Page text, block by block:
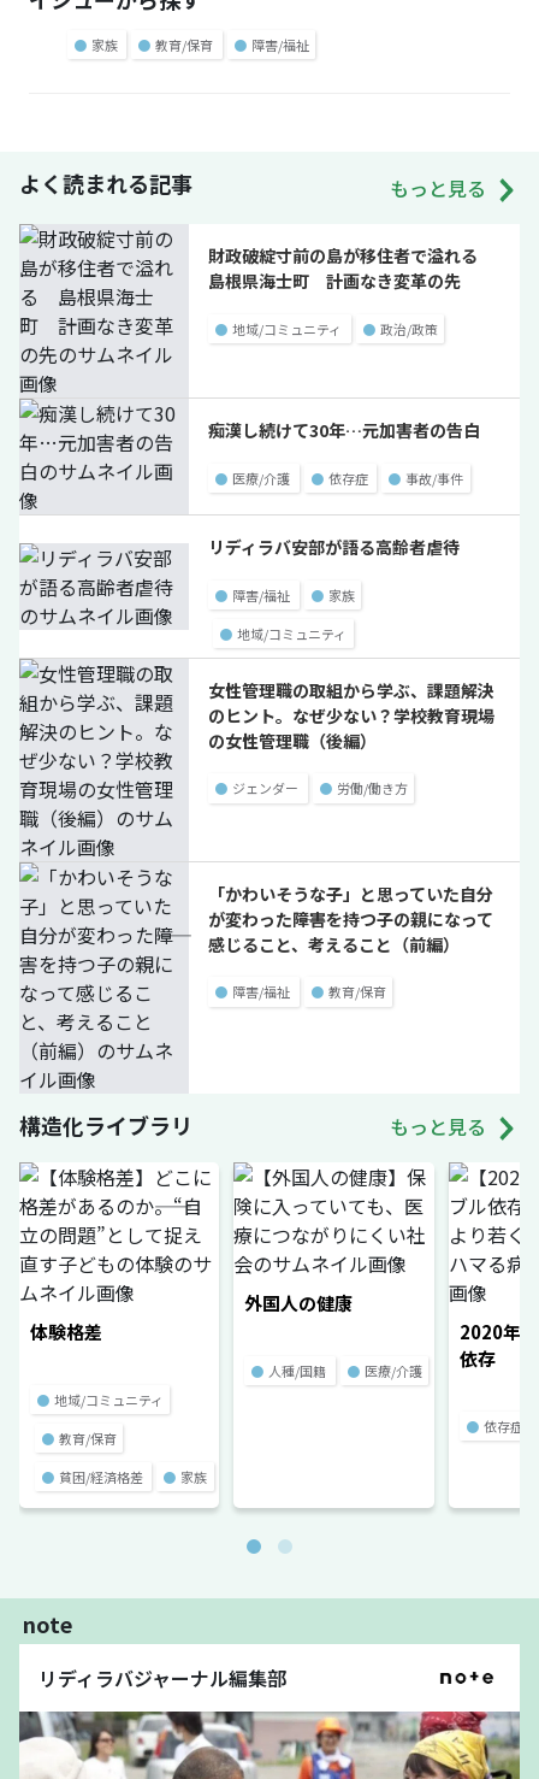
● 家族 ● 教育/保育 ● 障害/福祉
よく読まれる記事 もっと見る
財政破綻寸前の島が移住者で溢れる
島根県海士町 計画なき変革の先
● 地域/コミュニティ ● 政治/政策
痴漢し続けて30年…元加害者の告白
● 医療/介護 ● 依存症 ● 事故/事件
リディラバ安部が語る高齢者虐待
● 障害/福祉 ● 家族
● 地域/コミュニティ
女性管理職の取組から学ぶ、課題解決
のヒント。なぜ少ない？学校教育現場
の女性管理職（後編）
● ジェンダー ● 労働/働き方
「かわいそうな子」と思っていた自分
が変わった――障害を持つ子の親になって
感じること、考えること（前編）
● 障害/福祉 ● 教育/保育
構造化ライブラリ もっと見る
体験格差
● 地域/コミュニティ
● 教育/保育
● 貧困/経済格差 ● 家族
外国人の健康
● 人種/国籍 ● 医療/介護
2020年
依存
● 依存症
note
リディラバジャーナル編集部